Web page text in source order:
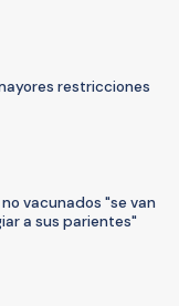
restricciones
vacunados "se van
a sus parientes"